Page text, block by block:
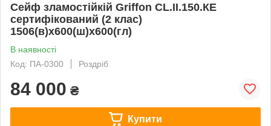
Сейф зламостійкій Griffon CL.II.150.КЕ
сертифікований (2 клас)
1506(в)х600(ш)х600(гл)
В наявності
Код: ПА-0300
Роздріб
84 000 ₴
Купити